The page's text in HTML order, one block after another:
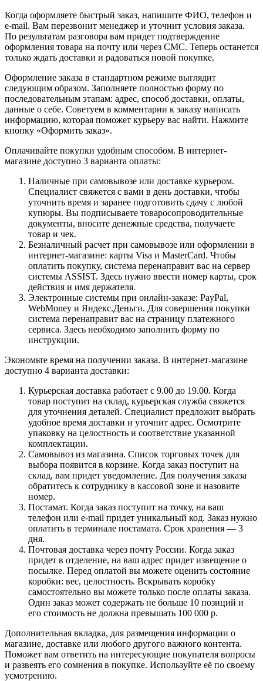
Когда оформляете быстрый заказ, напишите ФИО, телефон и
e-mail. Вам перезвонит менеджер и уточнит условия заказа.
По результатам разговора вам придет подтверждение
оформления товара на почту или через СМС. Теперь останется
только ждать доставки и радоваться новой покупке.
Оформление заказа в стандартном режиме выглядит
следующим образом. Заполняете полностью форму по
последовательным этапам: адрес, способ доставки, оплаты,
данные о себе. Советуем в комментарии к заказу написать
информацию, которая поможет курьеру вас найти. Нажмите
кнопку «Оформить заказ».
Оплачивайте покупки удобным способом. В интернет-
магазине доступно 3 варианта оплаты:
Наличные при самовывозе или доставке курьером.
Специалист свяжется с вами в день доставки, чтобы
уточнить время и заранее подготовить сдачу с любой
купюры. Вы подписываете товаросопроводительные
документы, вносите денежные средства, получаете
товар и чек.
Безналичный расчет при самовывозе или оформлении в
интернет-магазине: карты Visa и MasterCard. Чтобы
оплатить покупку, система перенаправит вас на сервер
системы ASSIST. Здесь нужно ввести номер карты, срок
действия и имя держателя.
Электронные системы при онлайн-заказе: PayPal,
WebMoney и Яндекс.Деньги. Для совершения покупки
система перенаправит вас на страницу платежного
сервиса. Здесь необходимо заполнить форму по
инструкции.
Экономьте время на получении заказа. В интернет-магазине
доступно 4 варианта доставки:
Курьерская доставка работает с 9.00 до 19.00. Когда
товар поступит на склад, курьерская служба свяжется
для уточнения деталей. Специалист предложит выбрать
удобное время доставки и уточнит адрес. Осмотрите
упаковку на целостность и соответствие указанной
комплектации.
Самовывоз из магазина. Список торговых точек для
выбора появится в корзине. Когда заказ поступит на
склад, вам придет уведомление. Для получения заказа
обратитесь к сотруднику в кассовой зоне и назовите
номер.
Постамат. Когда заказ поступит на точку, на ваш
телефон или e-mail придет уникальный код. Заказ нужно
оплатить в терминале постамата. Срок хранения — 3
дня.
Почтовая доставка через почту России. Когда заказ
придет в отделение, на ваш адрес придет извещение о
посылке. Перед оплатой вы можете оценить состояние
коробки: вес, целостность. Вскрывать коробку
самостоятельно вы можете только после оплаты заказа.
Один заказ может содержать не больше 10 позиций и
его стоимость не должна превышать 100 000 р.
Дополнительная вкладка, для размещения информации о
магазине, доставке или любого другого важного контента.
Поможет вам ответить на интересующие покупателя вопросы
и развеять его сомнения в покупке. Используйте её по своему
усмотрению.